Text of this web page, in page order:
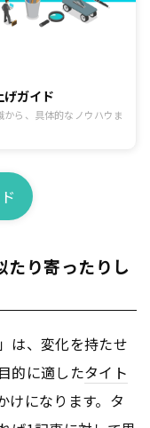
げガイド
ら、具体的なノウハウま
り寄ったりし
は、変化を持たせ
的に適したタイト
けになります。タ